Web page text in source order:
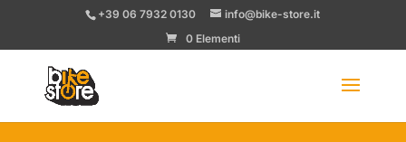
+39 06 7932 0130
info@bike-store.it
0 Elementi